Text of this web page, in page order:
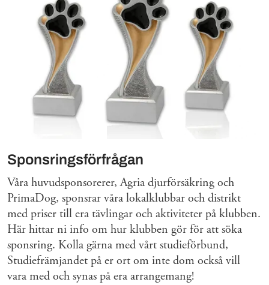
Sponsringsförfrågan
Våra huvudsponsorerer, Agria djurförsäkring och
PrimaDog, sponsrar våra lokalklubbar och distrikt
med priser till era tävlingar och aktiviteter på klubben.
Här hittar ni info om hur klubben gör för att söka
sponsring. Kolla gärna med vårt studieförbund,
Studiefrämjandet på er ort om inte dom också vill
vara med och synas på era arrangemang!